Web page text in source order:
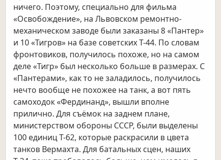
ничего. Поэтому, специально для фильма
«Освобождение», на Львовском ремонтно-
механическом заводе были заказаны 8 «Пантер»
и 10 «Тигров» на базе советских Т-44. По словам
фронтовиков, получилось похоже, но на самом
деле «Тигр» был несколько больше в размерах. С
«Пантерами», как то не заладилось, получилось
нечто вообще не похожее на танк, а вот пять
самоходок «Фердинанд», вышли вполне
прилично. Для съёмок на заднем плане,
министерством обороны СССР, были выделены
100 единиц Т-62, которые раскрасили в цвета
танков Вермахта. Для батальных сцен, наших